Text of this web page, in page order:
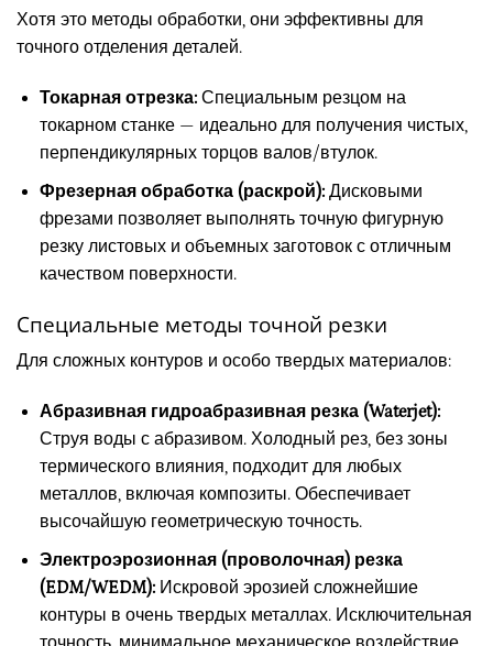
Хотя это методы обработки, они эффективны для
точного отделения деталей.
Токарная отрезка:Специальным резцом на
токарном станке — идеально для получения чистых,
перпендикулярных торцов валов/втулок.
Фрезерная обработка (раскрой):Дисковыми
фрезами позволяет выполнять точную фигурную
резку листовых и объемных заготовок с отличным
качеством поверхности.
Специальные методы точной резки
Для сложных контуров и особо твердых материалов:
Абразивная гидроабразивная резка (Waterjet):
Струя воды с абразивом. Холодный рез, без зоны
термического влияния, подходит для любых
металлов, включая композиты. Обеспечивает
высочайшую геометрическую точность.
Электроэрозионная (проволочная) резка
(EDM/WEDM):Искровой эрозией сложнейшие
контуры в очень твердых металлах. Исключительная